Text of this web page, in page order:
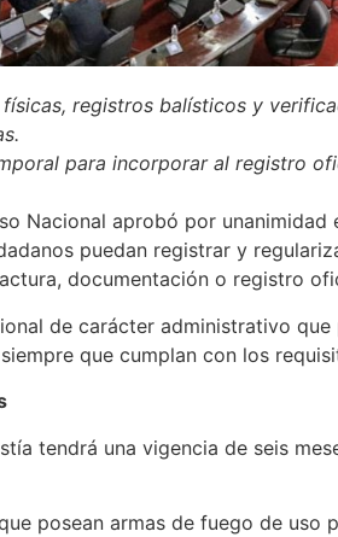
registros balísticos y
para incorporar al registro
Nacional aprobó por
puedan registrar y
documentación o registro
de carácter administrativo
que cumplan con los
tendrá una vigencia de seis
posean armas de fuego de